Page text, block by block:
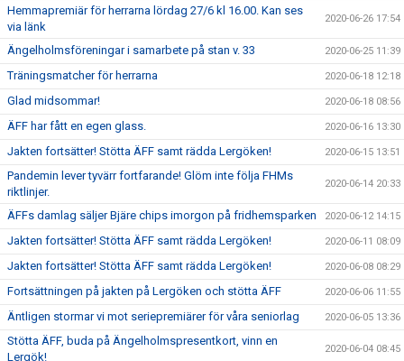
Hemmapremiär för herrarna lördag 27/6 kl 16.00. Kan ses
via länk
2020-06-26 17:54
Ängelholmsföreningar i samarbete på stan v. 33 2020-06-25 11:39
Träningsmatcher för herrarna 2020-06-18 12:18
Glad midsommar! 2020-06-18 08:56
ÄFF har fått en egen glass. 2020-06-16 13:30
Jakten fortsätter! Stötta ÄFF samt rädda Lergöken! 2020-06-15 13:51
Pandemin lever tyvärr fortfarande! Glöm inte följa FHMs
riktlinjer.
2020-06-14 20:33
ÄFFs damlag säljer Bjäre chips imorgon på fridhemsparken 2020-06-12 14:15
Jakten fortsätter! Stötta ÄFF samt rädda Lergöken! 2020-06-11 08:09
Jakten fortsätter! Stötta ÄFF samt rädda Lergöken! 2020-06-08 08:29
Fortsättningen på jakten på Lergöken och stötta ÄFF 2020-06-06 11:55
Äntligen stormar vi mot seriepremiärer för våra seniorlag 2020-06-05 13:36
Stötta ÄFF, buda på Ängelholmspresentkort, vinn en
Lergök!
2020-06-04 08:45